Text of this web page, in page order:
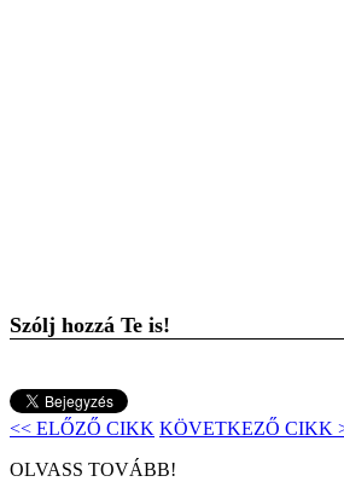
Szólj hozzá Te is!
<< ELŐZŐ CIKK KÖVETKEZŐ CIKK
OLVASS TOVÁBB!